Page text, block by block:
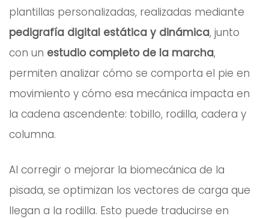
plantillas personalizadas, realizadas mediante
pedigrafía digital estática y dinámica, junto
con un estudio completo de la marcha,
permiten analizar cómo se comporta el pie en
movimiento y cómo esa mecánica impacta en
la cadena ascendente: tobillo, rodilla, cadera y
columna.
Al corregir o mejorar la biomecánica de la
pisada, se optimizan los vectores de carga que
llegan a la rodilla. Esto puede traducirse en